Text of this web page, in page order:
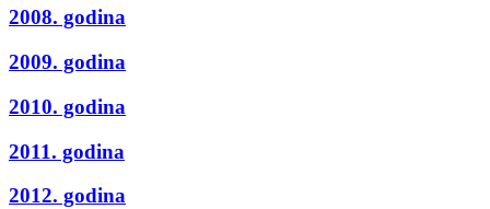
2008. godina
2009. godina
2010. godina
2011. godina
2012. godina